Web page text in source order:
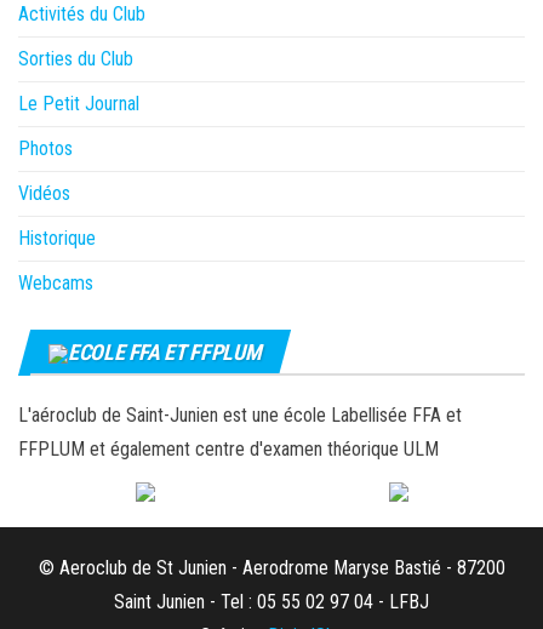
Activités du Club
Sorties du Club
Le Petit Journal
Photos
Vidéos
Historique
Webcams
ECOLE FFA ET FFPLUM
L'aéroclub de Saint-Junien est une école Labellisée FFA et
FFPLUM et également centre d'examen théorique ULM
© Aeroclub de St Junien - Aerodrome Maryse Bastié - 87200
Saint Junien - Tel : 05 55 02 97 04 - LFBJ